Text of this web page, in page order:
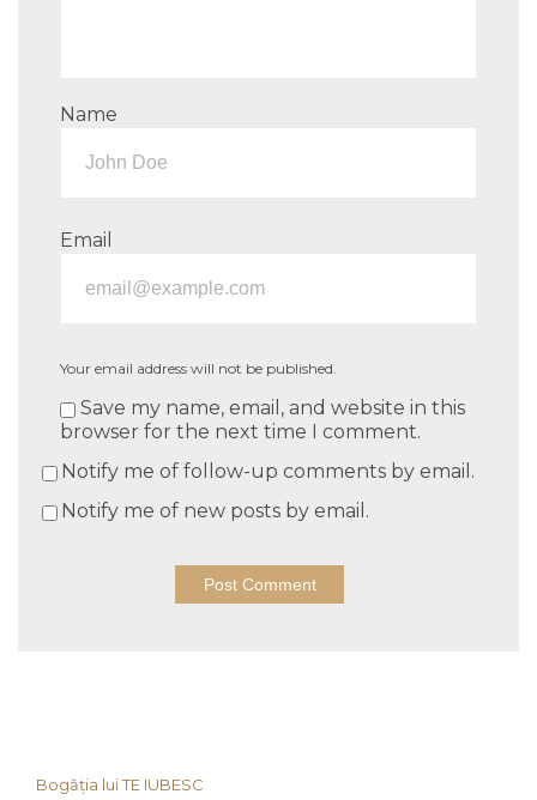
Name
Email
Your email address will not be published.
Save my name, email, and website in this
browser for the next time I comment.
Notify me of follow-up comments by email.
Notify me of new posts by email.
Bogăția lui TE IUBESC